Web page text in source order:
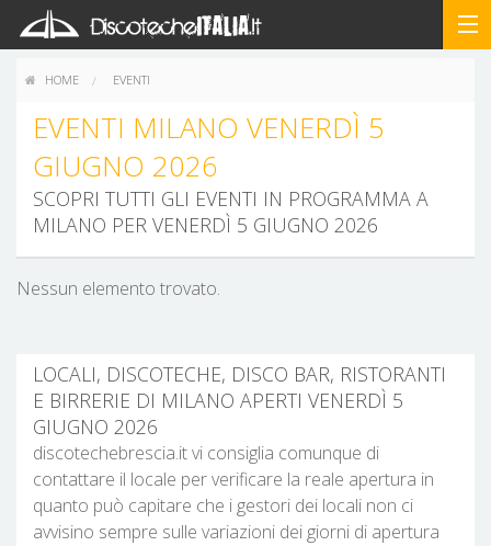
HOME EVENTI
EVENTI MILANO VENERDÌ 5
GIUGNO 2026
SCOPRI TUTTI GLI EVENTI IN PROGRAMMA A
MILANO PER VENERDÌ 5 GIUGNO 2026
Nessun elemento trovato.
LOCALI, DISCOTECHE, DISCO BAR, RISTORANTI
E BIRRERIE DI MILANO APERTI VENERDÌ 5
GIUGNO 2026
discotechebrescia.it vi consiglia comunque di
contattare il locale per verificare la reale apertura in
quanto può capitare che i gestori dei locali non ci
avvisino sempre sulle variazioni dei giorni di apertura